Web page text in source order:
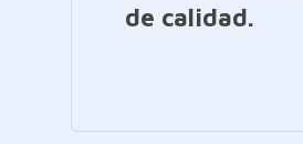
de calidad.